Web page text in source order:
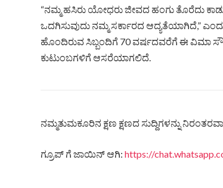
“ನಮ್ಮ ಹಸಿರು ಯೋಧರು ಜೀವದ ಹಂಗು ತೊರೆದು
ಒದಗಿಸುವುದು ನಮ್ಮ ಸರ್ಕಾರದ ಆದ್ಯತೆಯಾಗಿದೆ,”
ಹೊಂದಿರುವ ಸಿಬ್ಬಂದಿಗೆ 70 ವರ್ಷದವರೆಗೆ ಈ ವಿಮಾ
ಕುಟುಂಬಗಳಿಗೆ ಆಸರೆಯಾಗಲಿದೆ.
ನಮ್ಮತುಮಕೂರಿನ ಕ್ಷಣ ಕ್ಷಣದ ಸುದ್ದಿಗಳನ್ನು
ಗ್ರೂಪ್ ಗೆ ಜಾಯಿನ್ ಆಗಿ: https://